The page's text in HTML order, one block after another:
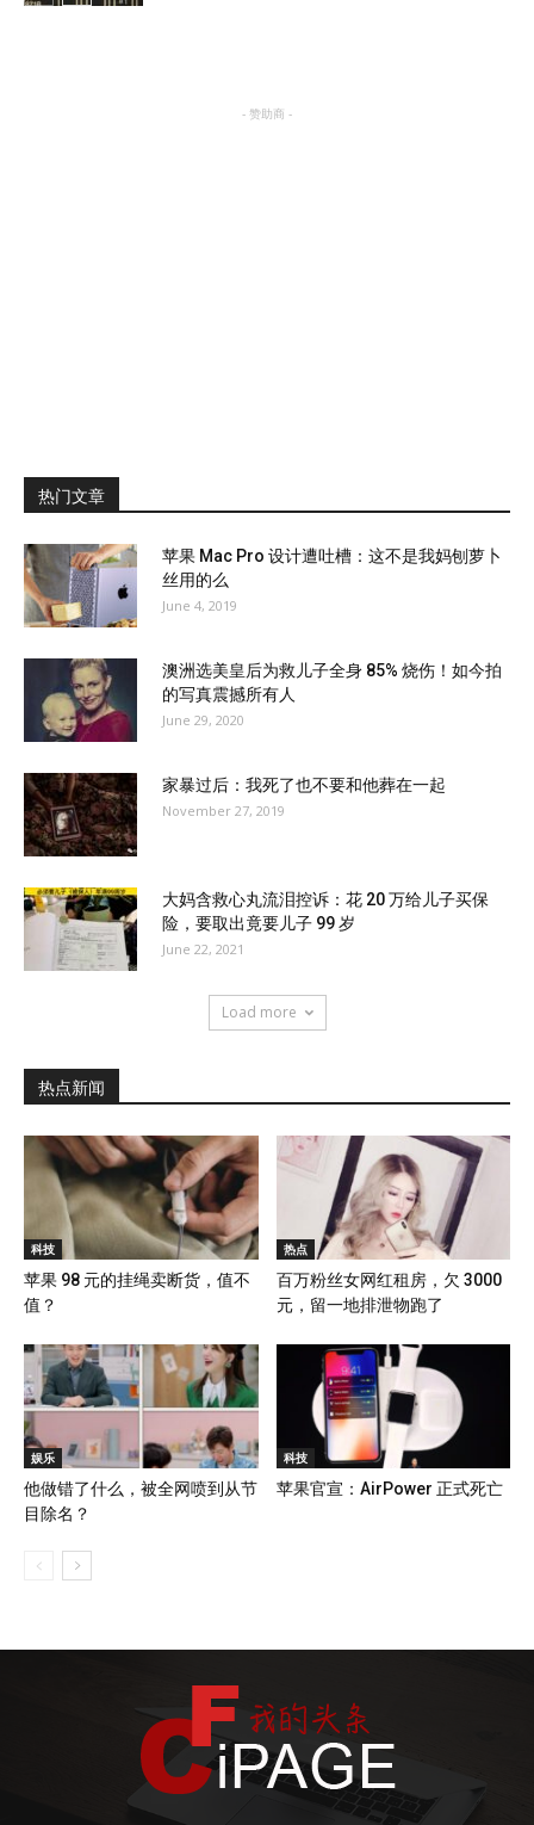
- 赞助商 -
热门文章
苹果 Mac Pro 设计遭吐槽：这不是我妈刨萝卜
丝用的么
June 4, 2019
澳洲选美皇后为救儿子全身 85% 烧伤！如今拍
的写真震撼所有人
June 29, 2020
家暴过后：我死了也不要和他葬在一起
November 27, 2019
大妈含救心丸流泪控诉：花 20 万给儿子买保
险，要取出竟要儿子 99 岁
June 22, 2021
Load more
热点新闻
科技
苹果 98 元的挂绳卖断货，值不
值？
热点
百万粉丝女网红租房，欠 3000
元，留一地排泄物跑了
娱乐
他做错了什么，被全网喷到从节
目除名？
科技
苹果官宣：AirPower 正式死亡